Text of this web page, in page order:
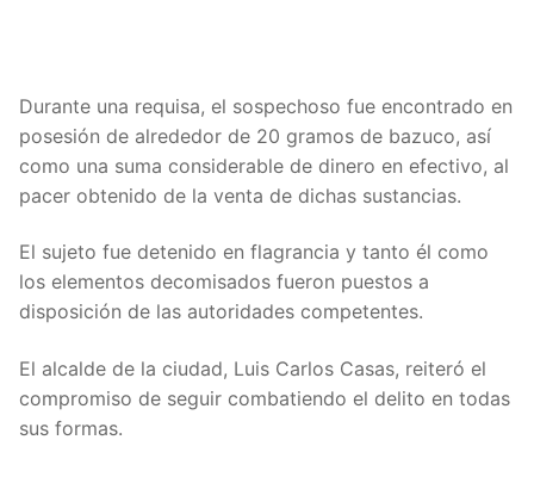
Durante una requisa, el sospechoso fue encontrado en
posesión de alrededor de 20 gramos de bazuco, así
como una suma considerable de dinero en efectivo, al
pacer obtenido de la venta de dichas sustancias.
El sujeto fue detenido en flagrancia y tanto él como
los elementos decomisados fueron puestos a
disposición de las autoridades competentes.
El alcalde de la ciudad, Luis Carlos Casas, reiteró el
compromiso de seguir combatiendo el delito en todas
sus formas.